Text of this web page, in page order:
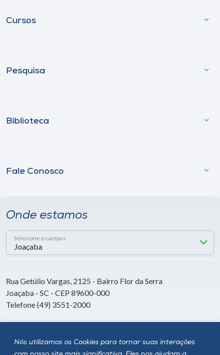
Nós utilizamos os Cookies para tornar suas interações
Cursos
Pesquisa
Biblioteca
Fale Conosco
Onde estamos
Selecione o campus
Rua Getúlio Vargas, 2125 - Bairro Flor da Serra
Joaçaba - SC - CEP 89600-000
Telefone (49) 3551-2000
Siga a Unoesc